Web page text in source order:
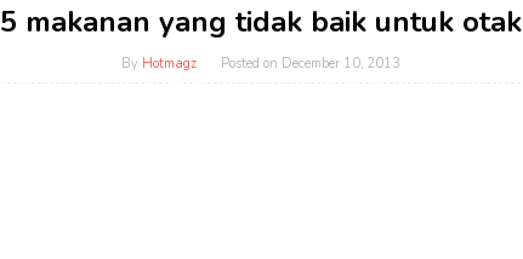
5 makanan yang tidak baik untuk otak
By Hotmagz Posted on December 10, 2013